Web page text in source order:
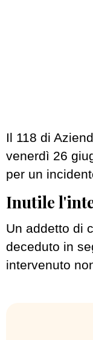
Il 118 di
venerdì 26
per un
Inutile
Un addetto di
deceduto in
intervenuto